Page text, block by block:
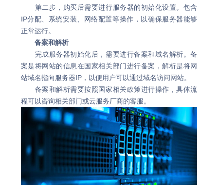
第二步，购买后需要进行服务器的初始化设置。包含
IP分配、系统安装、网络配置等操作，以确保服务器能够
正常运行。
备案和解析
完成服务器初始化后，需要进行备案和域名解析。备
案是将网站的信息在国家相关部门进行备案，解析是将网
站域名指向服务器IP，以便用户可以通过域名访问网站。
备案和解析需要按照国家相关政策进行操作，具体流
程可以咨询相关部门或云服务厂商的客服。